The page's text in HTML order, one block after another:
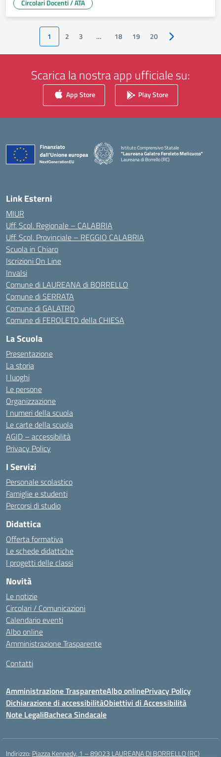
Circolari Docenti / ATA
1 2 3 … 18 19 20 Pagina
Scarica la nostra app ufficiale su:
App Store Play Store
Istituto Comprensivo Statale
"Laureana Galatro Feroleto Melicucco"
Laureana di Borrello (RC)
Link Esterni
MIUR
Uff. Scol. Regionale – CALABRIA
Uff. Scol. Provinciale – REGGIO CALABRIA
Scuola in Chiaro
Iscrizioni On Line
Invalsi
Comune di LAUREANA di BORRELLO
Comune di SERRATA
Comune di GALATRO
Comune di FEROLETO della CHIESA
La Scuola
Presentazione
La storia
I luoghi
Le persone
Organizzazione
I numeri della scuola
Le carte della scuola
AGID – accessibilità
Privacy Policy
I Servizi
Personale scolastico
Famiglie e studenti
Percorsi di studio
Didattica
Offerta formativa
Le schede didattiche
I progetti delle classi
Novità
Le notizie
Circolari / Comunicazioni
Calendario eventi
Albo online
Amministrazione Trasparente
Contatti
Amministrazione TrasparenteAlbo onlinePrivacy Policy
Dichiarazione di accessibilitàObiettivi di Accessibilità
Note LegaliBacheca Sindacale
Indirizzo: Piazza Kennedy, 1 – 89023 LAUREANA DI BORRELLO (RC)